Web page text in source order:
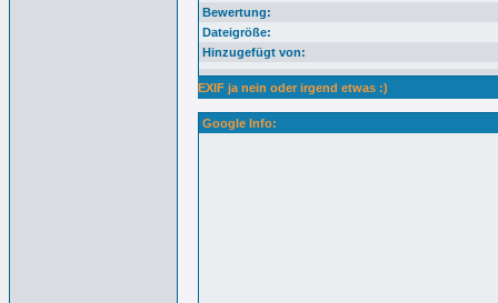
Bewertung:
Dateigröße:
Hinzugefügt von:
EXIF ja nein oder irgend etwas :)
Google Info: